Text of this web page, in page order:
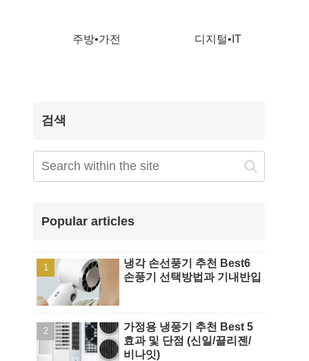
주방•가전 디지털•IT
검색
Popular articles
냉각 손선풍기 추천 Best6
손풍기 선택방법과 기내반입
가정용 냉풍기 추천 Best 5
효과 및 단점 (신일/끌리젠/
비나잇)